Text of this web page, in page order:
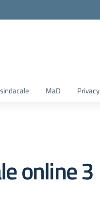
MaD Privacy
online 3